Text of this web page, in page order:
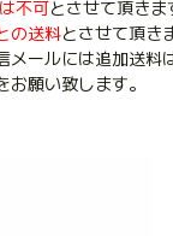
不可とさせて頂きま
の送料とさせて頂き
ールには追加送料
願い致します。